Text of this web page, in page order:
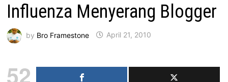
Influenza Menyerang Blogger
by Bro Framestone April 21, 2010
52